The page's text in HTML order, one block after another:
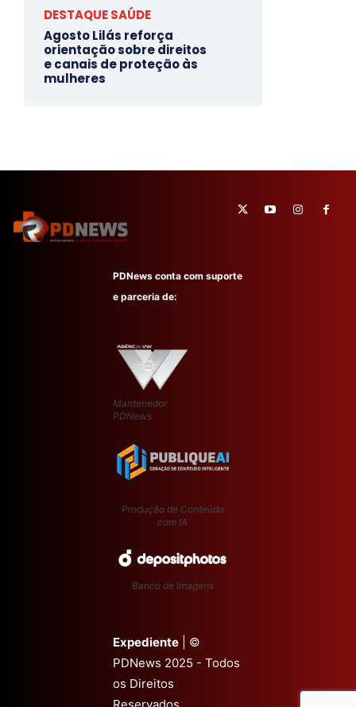
DESTAQUE SAÚDE
Agosto Lilás reforça
orientação sobre direitos
e canais de proteção às
mulheres
PDNews conta com suporte
e parceria de:
Mantenedor
PDNews
Produção de Conteúdo
com IA
Banco de Imagens
Expediente | ©
PDNews 2025 - Todos
os Direitos